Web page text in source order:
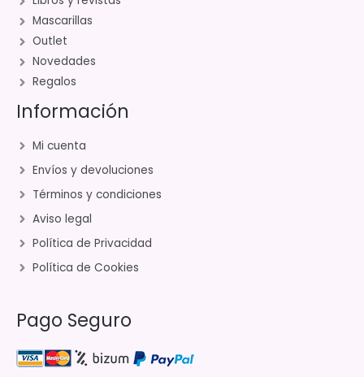
Mascarillas
Outlet
Novedades
Regalos
Información
Mi cuenta
Envíos y devoluciones
Términos y condiciones
Aviso legal
Política de Privacidad
Política de Cookies
Pago Seguro